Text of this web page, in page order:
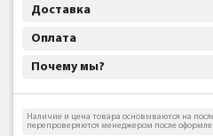
Доставка
Оплата
Почему мы?
Наличие и цена товара основываются на
перепроверяются менеджером после